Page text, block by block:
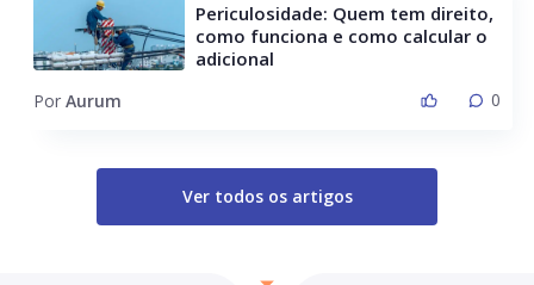
Periculosidade: Quem tem direito,
como funciona e como calcular o
adicional
Por Aurum 0
Ver todos os artigos